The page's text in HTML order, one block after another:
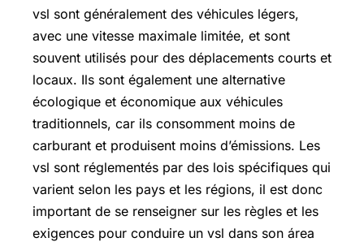
vsl sont généralement des véhicules légers,
avec une vitesse maximale limitée, et sont
souvent utilisés pour des déplacements courts et
locaux. Ils sont également une alternative
écologique et économique aux véhicules
traditionnels, car ils consomment moins de
carburant et produisent moins d’émissions. Les
vsl sont réglementés par des lois spécifiques qui
varient selon les pays et les régions, il est donc
important de se renseigner sur les règles et les
exigences pour conduire un vsl dans son área